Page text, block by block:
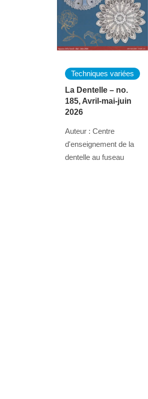
Techniques variées
La Dentelle – no.
185, Avril-mai-juin
2026
Auteur : Centre
d'enseignement de la
dentelle au fuseau